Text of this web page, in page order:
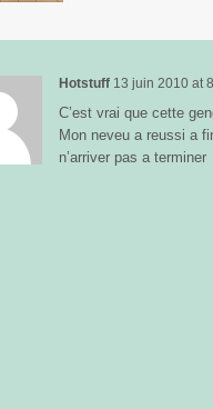
Hotstuff 13 juin 2010 at
C’est vrai que cette
Mon neveu a reussi a
n’arriver pas a terminer